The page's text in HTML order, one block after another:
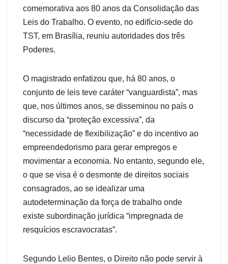
comemorativa aos 80 anos da Consolidação das
Leis do Trabalho. O evento, no edifício-sede do
TST, em Brasília, reuniu autoridades dos três
Poderes.
O magistrado enfatizou que, há 80 anos, o
conjunto de leis teve caráter “vanguardista”, mas
que, nos últimos anos, se disseminou no país o
discurso da “proteção excessiva”, da
“necessidade de flexibilização” e do incentivo ao
empreendedorismo para gerar empregos e
movimentar a economia. No entanto, segundo ele,
o que se visa é o desmonte de direitos sociais
consagrados, ao se idealizar uma
autodeterminação da força de trabalho onde
existe subordinação jurídica “impregnada de
resquícios escravocratas”.
Segundo Lelio Bentes, o Direito não pode servir à